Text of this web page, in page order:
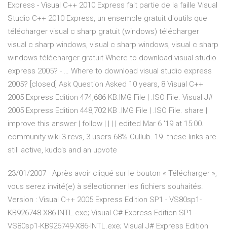
Express - Visual C++ 2010 Express fait partie de la faille Visual
Studio C++ 2010 Express, un ensemble gratuit d'outils que
télécharger visual c sharp gratuit (windows) télécharger
visual c sharp windows, visual c sharp windows, visual c sharp
windows télécharger gratuit Where to download visual studio
express 2005? - … Where to download visual studio express
2005? [closed] Ask Question Asked 10 years, 8 Visual C++
2005 Express Edition 474,686 KB.IMG File | .ISO File. Visual J#
2005 Express Edition 448,702 KB .IMG File | .ISO File. share |
improve this answer | follow | | | | edited Mar 6 '19 at 15:00.
community wiki 3 revs, 3 users 68% Cullub. 19. these links are
still active, kudo's and an upvote
23/01/2007 · Après avoir cliqué sur le bouton « Télécharger »,
vous serez invité(e) à sélectionner les fichiers souhaités.
Version : Visual C++ 2005 Express Edition SP1 - VS80sp1-
KB926748-X86-INTL.exe; Visual C# Express Edition SP1 -
VS80sp1-KB926749-X86-INTL.exe; Visual J# Express Edition